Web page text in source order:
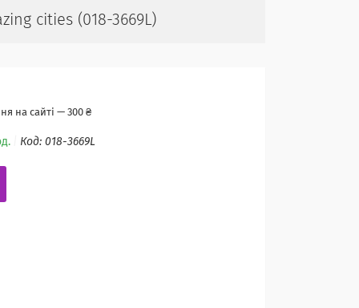
cities (018-3669L)
на сайті — 300 ₴
Код: 018-3669L